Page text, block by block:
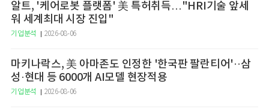
알트, '케어로봇 플랫폼' 美 특허취득…"HRI기술 앞세
워 세계최대 시장 진입"
기업분석 2026-08-06
마키나락스, 美 아마존도 인정한 '한국판 팔란티어'··삼
성·현대 등 6000개 AI모델 현장적용
기업분석 2026-08-06